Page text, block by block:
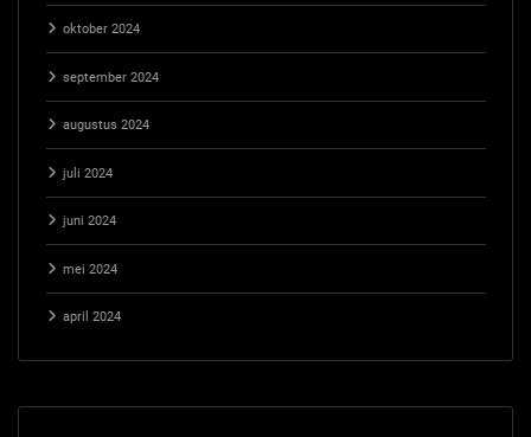
oktober 2024
september 2024
augustus 2024
juli 2024
juni 2024
mei 2024
april 2024